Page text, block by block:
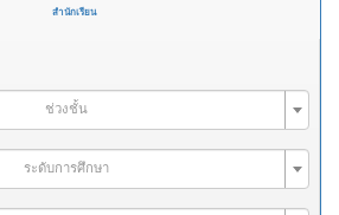
สำนักเรียน
ช่วงชั้น
ระดับการศึกษา